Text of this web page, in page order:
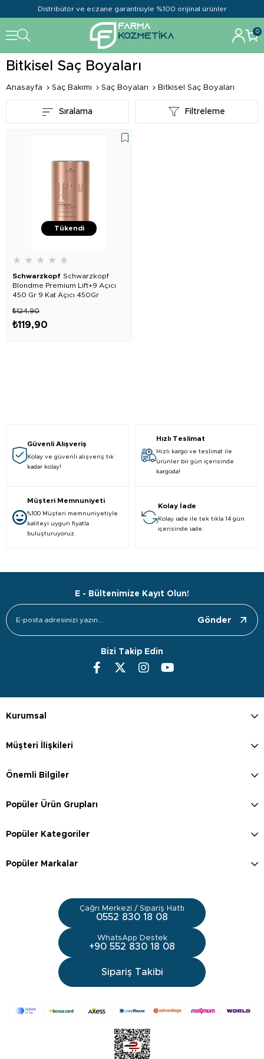
Distribütör ve eczane garantisiyle %100 orijinal ürünler
0
Bitkisel Saç Boyaları
Anasayfa Saç Bakımı Saç Boyaları Bitkisel Saç Boyaları
Filtreleme
Sıralama
Tükendi
★ ★ ★ ★ ★
Schwarzkopf Schwarzkopf
Blondme Premium Lift+9 Açıcı
450 Gr 9 Kat Açıcı 450Gr
₺119,90
₺124,90
Güvenli Alışveriş
Kolay ve güvenli alışveriş tık
kadar kolay!
Hızlı Teslimat
Hızlı kargo ve teslimat ile
ürünler bir gün içerisinde
kargoda!
Müşteri Memnuniyeti
%100 Müşteri memnuniyetiyle
kaliteyi uygun fiyatla
buluşturuyoruz.
Kolay İade
Kolay iade ile tek tıkla 14 gün
içerisinde iade.
E - Bültenimize Kayıt Olun!
Gönder
Bizi Takip Edin
Kurumsal
Müşteri İlişkileri
Önemli Bilgiler
Popüler Ürün Grupları
Popüler Kategoriler
Popüler Markalar
Çağrı Merkezi / Sipariş Hattı
0552 830 18 08
WhatsApp Destek
+90 552 830 18 08
Sipariş Takibi